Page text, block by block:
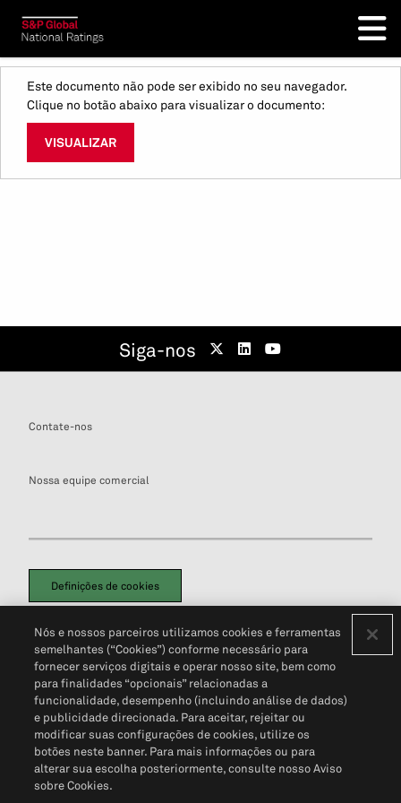
Este documento não pode ser exibido no seu navegador.
Clique no botão abaixo para visualizar o documento:
VISUALIZAR
Siga-nos
Contate-nos
Nossa equipe comercial
Definições de cookies
Política de PrivacidadePortal de privacidade do cliente (em inglês)
Não Venda Minhas Informações Pessoais© 2026 S&P Global
Nós e nossos parceiros utilizamos cookies e ferramentas
semelhantes (“Cookies”) conforme necessário para
fornecer serviços digitais e operar nosso site, bem como
para finalidades “opcionais” relacionadas a
funcionalidade, desempenho (incluindo análise de dados)
e publicidade direcionada. Para aceitar, rejeitar ou
modificar suas configurações de cookies, utilize os
botões neste banner. Para mais informações ou para
alterar sua escolha posteriormente, consulte nosso Aviso
sobre Cookies.